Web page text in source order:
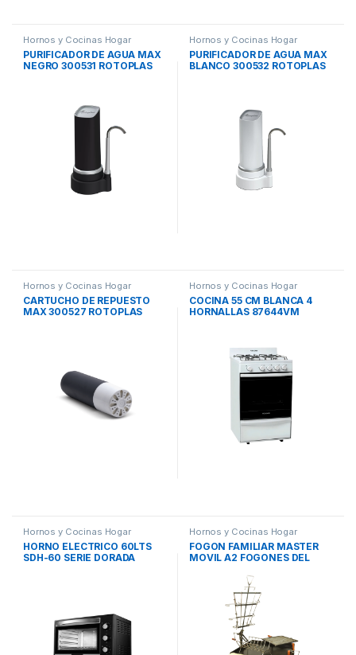
Hornos y Cocinas Hogar
PURIFICADOR DE AGUA MAX
NEGRO 300531 ROTOPLAS
Hornos y Cocinas Hogar
PURIFICADOR DE AGUA MAX
BLANCO 300532 ROTOPLAS
Hornos y Cocinas Hogar
CARTUCHO DE REPUESTO
MAX 300527 ROTOPLAS
Hornos y Cocinas Hogar
COCINA 55 CM BLANCA 4
HORNALLAS 87644VM
Hornos y Cocinas Hogar
HORNO ELECTRICO 60LTS
SDH-60 SERIE DORADA
Hornos y Cocinas Hogar
FOGON FAMILIAR MASTER
MOVIL A2 FOGONES DEL